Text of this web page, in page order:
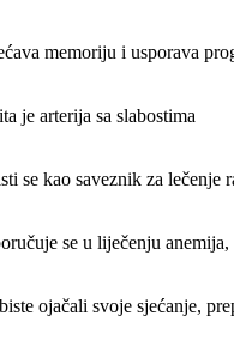
memoriju i usporava
je arterija sa slabostima
se kao saveznik za lečenje
se u liječenju
ojačali svoje sjećanje,